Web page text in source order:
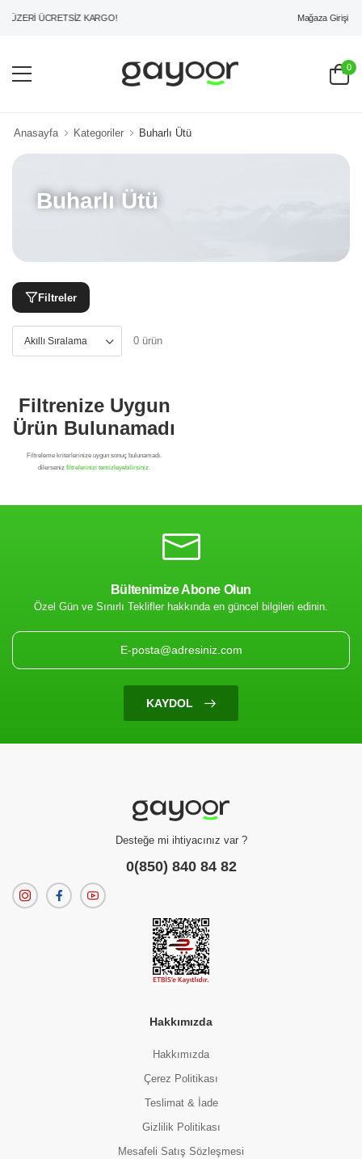
ÜCRETSİZ KARGO! Mağaza Girişi
0
Anasayfa Kategoriler Buharlı Ütü
Buharlı Ütü
Filtreler
0 ürün
Filtrenize Uygun
Ürün Bulunamadı
Bültenimize Abone Olun
Özel Gün ve Sınırlı Teklifler hakkında en güncel bilgileri edinin.
KAYDOL
Desteğe mi ihtiyacınız var ?
0(850) 840 84 82
Hakkımızda
Hakkımızda
Çerez Politikası
Teslimat & İade
Gizlilik Politikası
Mesafeli Satış Sözleşmesi